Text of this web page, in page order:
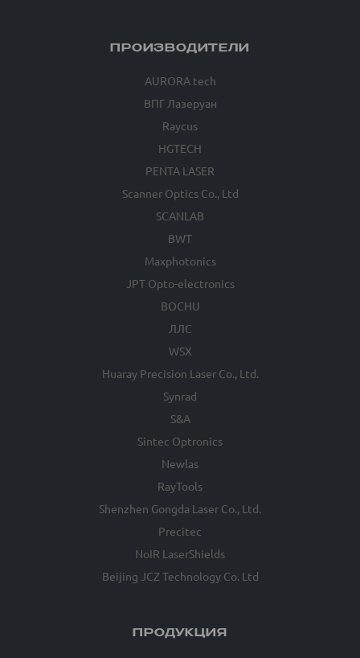
ПРОИЗВОДИТЕЛИ
AURORA tech
ВПГ Лазеруан
Raycus
HGTECH
PENTA LASER
Scanner Optics Co., Ltd
SCANLAB
BWT
Maxphotonics
JPT Opto-electronics
BOCHU
ЛЛС
WSX
Huaray Precision Laser Co., Ltd.
Synrad
S&A
Sintec Optronics
Newlas
RayTools
Shenzhen Gongda Laser Co., Ltd.
Precitec
NoIR LaserShields
Beijing JCZ Technology Co. Ltd
ПРОДУКЦИЯ